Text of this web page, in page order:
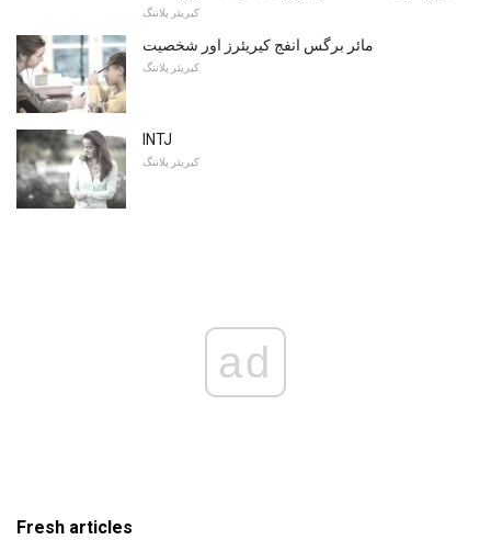
کیریئر پلاننگ
مائر برگس انفج کیریئرز اور شخصیت
کیریئر پلاننگ
INTJ
کیریئر پلاننگ
ad
Fresh articles